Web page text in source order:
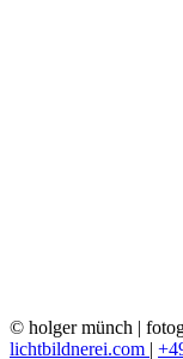
© holger münch |
lichtbildnerei.com |